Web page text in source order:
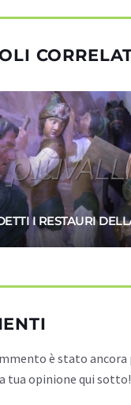
I RESTAURI
è stato
tua opinione qui sotto!